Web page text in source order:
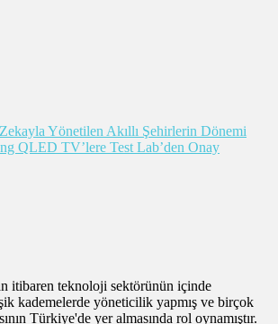
Yönetilen Akıllı Şehirlerin Dönemi
QLED TV’lere Test Lab’den Onay
itibaren teknoloji sektörünün içinde
kademelerde yöneticilik yapmış ve birçok
Türkiye'de yer almasında rol oynamıştır.